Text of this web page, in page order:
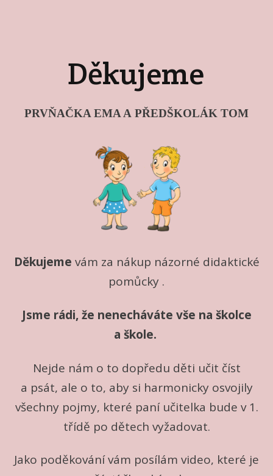
Děkujeme
PRVŇAČKA EMA A PŘEDŠKOLÁK TOM
Děkujeme vám za nákup názorné didaktické
pomůcky .
Jsme rádi, že nenecháváte vše na školce
a škole.
Nejde nám o to dopředu děti učit číst
a psát, ale o to, aby si harmonicky osvojily
všechny pojmy, které paní učitelka bude v 1.
třídě po dětech vyžadovat.
Jako poděkování vám posílám video, které je